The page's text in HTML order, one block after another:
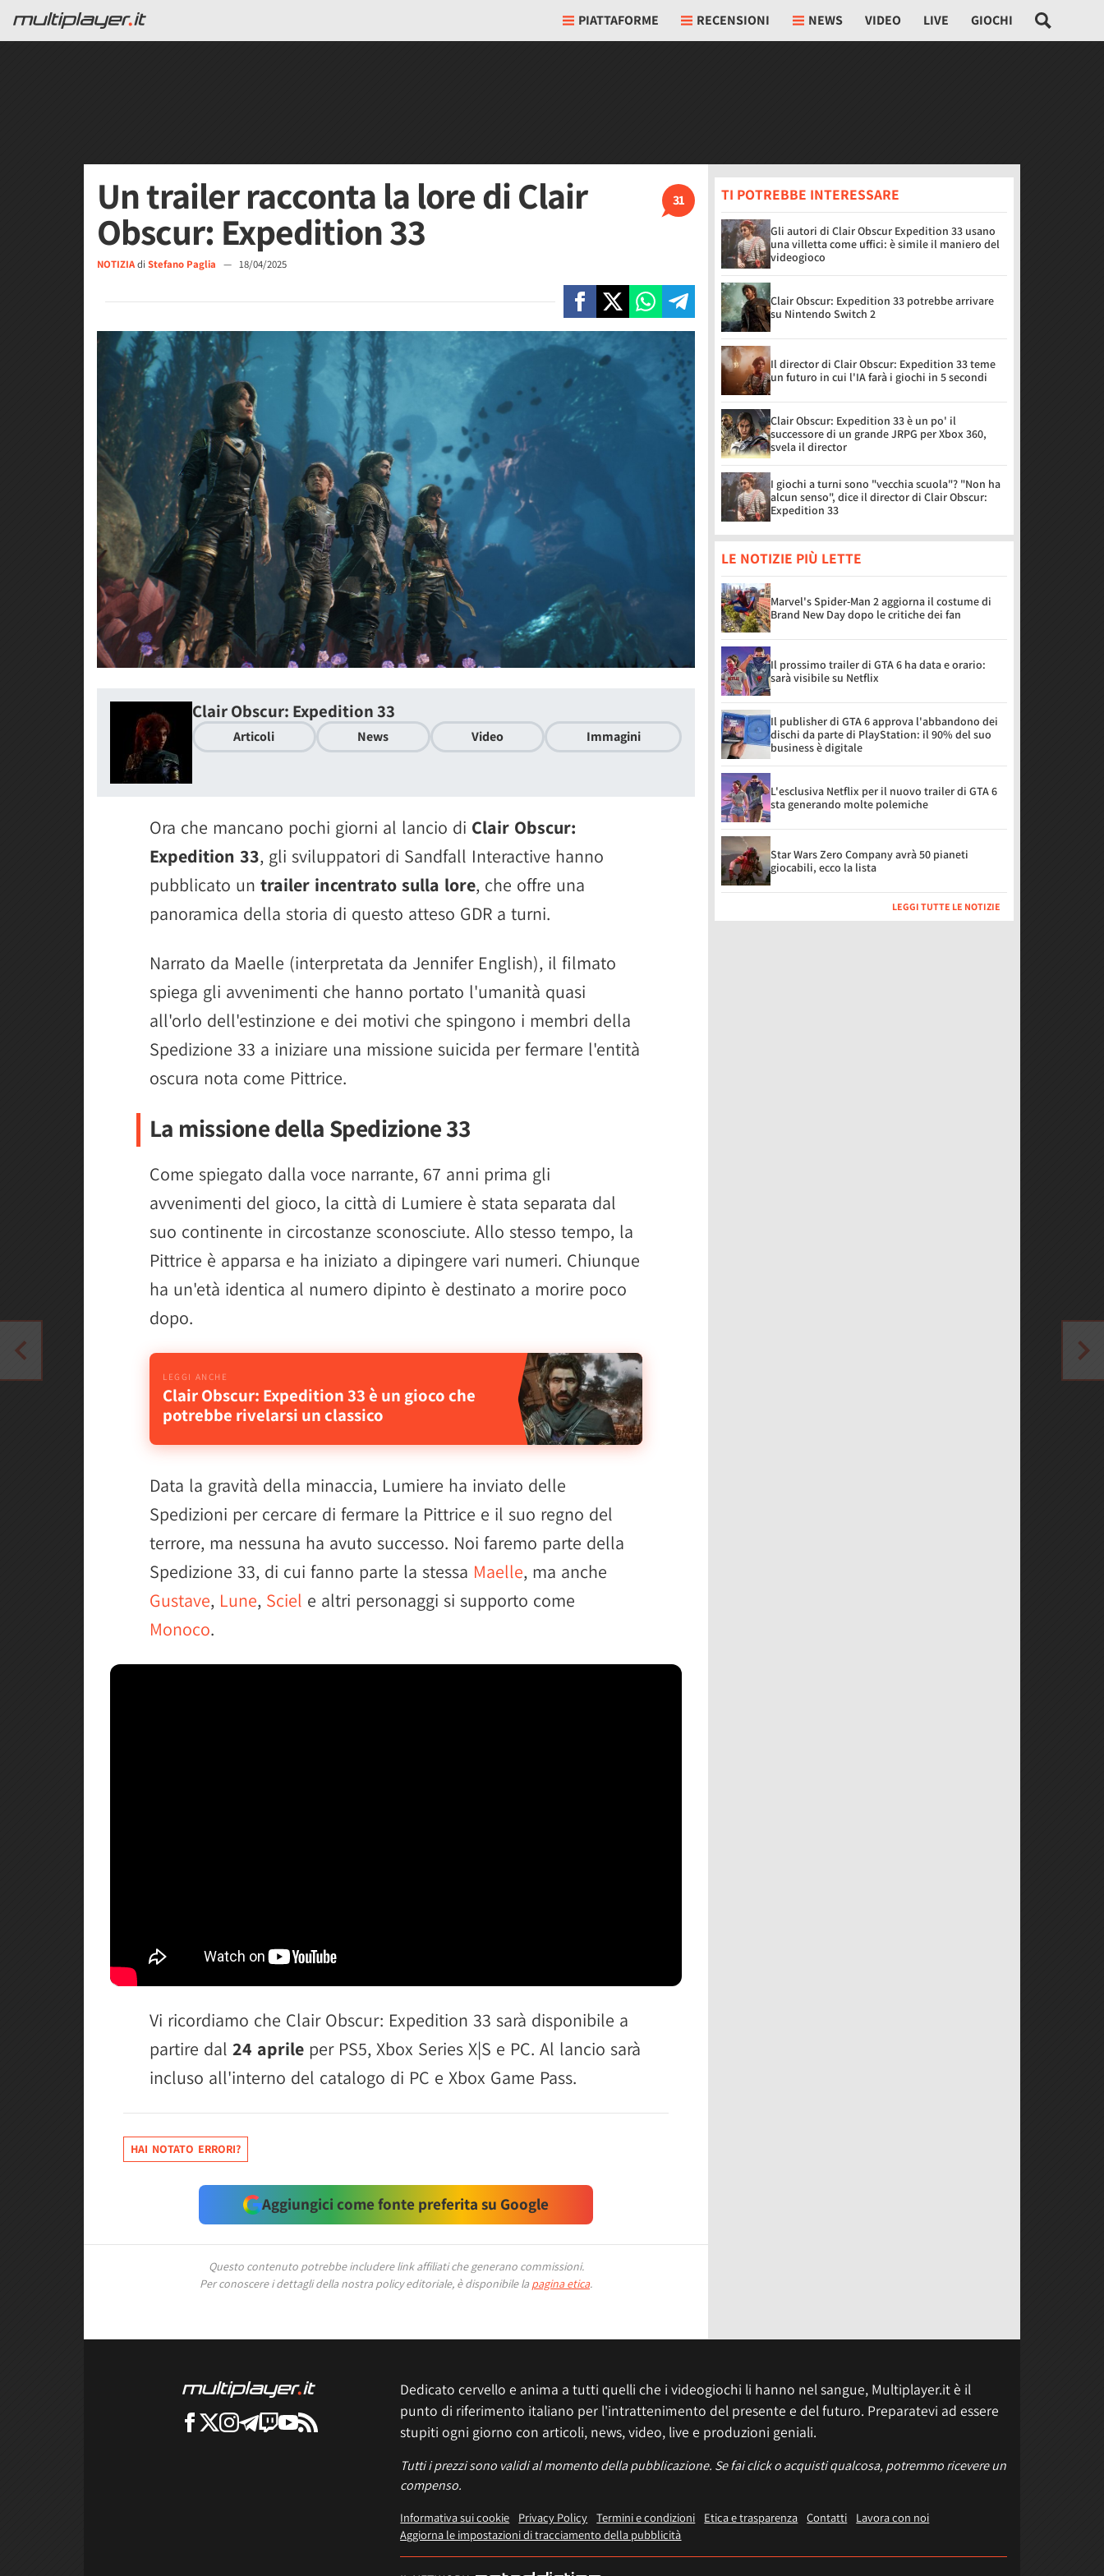
PIATTAFORME RECENSIONI NEWS VIDEO LIVE GIOCHI
31
Un trailer racconta la lore di Clair
Obscur: Expedition 33
NOTIZIAdi Stefano Paglia — 18/04/2025
Clair Obscur: Expedition 33
Articoli News Video Immagini
Ora che mancano pochi giorni al lancio di Clair Obscur:
Expedition 33, gli sviluppatori di Sandfall Interactive hanno
pubblicato un trailer incentrato sulla lore, che offre una
panoramica della storia di questo atteso GDR a turni.
Narrato da Maelle (interpretata da Jennifer English), il filmato
spiega gli avvenimenti che hanno portato l'umanità quasi
all'orlo dell'estinzione e dei motivi che spingono i membri della
Spedizione 33 a iniziare una missione suicida per fermare l'entità
oscura nota come Pittrice.
La missione della Spedizione 33
Come spiegato dalla voce narrante, 67 anni prima gli
avvenimenti del gioco, la città di Lumiere è stata separata dal
suo continente in circostanze sconosciute. Allo stesso tempo, la
Pittrice è apparsa e ha iniziato a dipingere vari numeri. Chiunque
ha un'età identica al numero dipinto è destinato a morire poco
dopo.
Clair Obscur: Expedition 33 è un gioco che
potrebbe rivelarsi un classico
Data la gravità della minaccia, Lumiere ha inviato delle
Spedizioni per cercare di fermare la Pittrice e il suo regno del
terrore, ma nessuna ha avuto successo. Noi faremo parte della
Spedizione 33, di cui fanno parte la stessa Maelle, ma anche
Gustave, Lune, Sciel e altri personaggi si supporto come
Monoco.
Vi ricordiamo che Clair Obscur: Expedition 33 sarà disponibile a
partire dal 24 aprile per PS5, Xbox Series X|S e PC. Al lancio sarà
incluso all'interno del catalogo di PC e Xbox Game Pass.
HAI NOTATO ERRORI?
Aggiungici come fonte preferita su Google
Questo contenuto potrebbe includere link affiliati che generano commissioni.
Per conoscere i dettagli della nostra policy editoriale, è disponibile la pagina etica.
TI POTREBBE INTERESSARE
Gli autori di Clair Obscur Expedition 33 usano
una villetta come uffici: è simile il maniero del
videogioco
Clair Obscur: Expedition 33 potrebbe arrivare
su Nintendo Switch 2
Il director di Clair Obscur: Expedition 33 teme
un futuro in cui l'IA farà i giochi in 5 secondi
Clair Obscur: Expedition 33 è un po' il
successore di un grande JRPG per Xbox 360,
svela il director
I giochi a turni sono "vecchia scuola"? "Non ha
alcun senso", dice il director di Clair Obscur:
Expedition 33
LE NOTIZIE PIÙ LETTE
Marvel's Spider-Man 2 aggiorna il costume di
Brand New Day dopo le critiche dei fan
Il prossimo trailer di GTA 6 ha data e orario:
sarà visibile su Netflix
Il publisher di GTA 6 approva l'abbandono dei
dischi da parte di PlayStation: il 90% del suo
business è digitale
L'esclusiva Netflix per il nuovo trailer di GTA 6
sta generando molte polemiche
Star Wars Zero Company avrà 50 pianeti
giocabili, ecco la lista
LEGGI TUTTE LE NOTIZIE
Dedicato cervello e anima a tutti quelli che i videogiochi li hanno nel sangue, Multiplayer.it è il
punto di riferimento italiano per l'intrattenimento del presente e del futuro. Preparatevi ad essere
stupiti ogni giorno con articoli, news, video, live e produzioni geniali.
Tutti i prezzi sono validi al momento della pubblicazione. Se fai click o acquisti qualcosa, potremmo ricevere un
compenso.
Informativa sui cookie Privacy Policy Termini e condizioni Etica e trasparenza Contatti
Lavora con noi
Aggiorna le impostazioni di tracciamento della pubblicità